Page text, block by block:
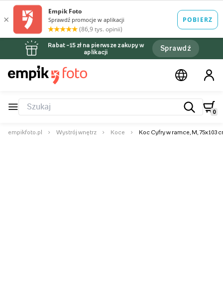
Rabat –15 zł na pierwsze zakupy w
aplikacji
Sprawdź
0
empikfoto.pl Wystrój wnętrz Koce Koc Cyfry w ramce, M, 75x103